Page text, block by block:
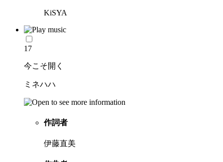
KiSYA
17
今こそ開く
ミネハハ
作詞者
伊藤直美